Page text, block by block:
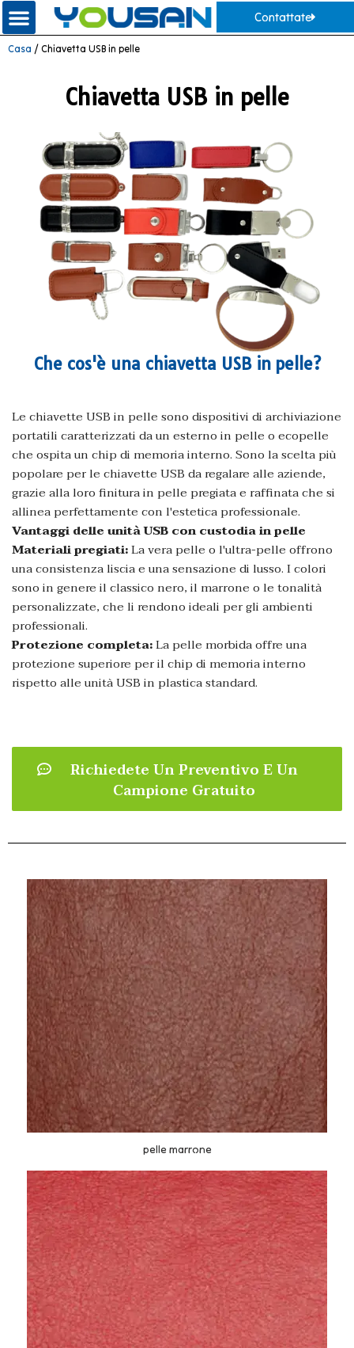
Contattate
Casa / Chiavetta USB in pelle
Chiavetta USB in pelle
Che cos'è una chiavetta USB in pelle?
Le chiavette USB in pelle sono dispositivi di archiviazione
portatili caratterizzati da un esterno in pelle o ecopelle
che ospita un chip di memoria interno. Sono la scelta più
popolare per le chiavette USB da regalare alle aziende,
grazie alla loro finitura in pelle pregiata e raffinata che si
allinea perfettamente con l'estetica professionale.
Vantaggi delle unità USB con custodia in pelle
Materiali pregiati:La vera pelle o l'ultra-pelle offrono
una consistenza liscia e una sensazione di lusso. I colori
sono in genere il classico nero, il marrone o le tonalità
personalizzate, che li rendono ideali per gli ambienti
professionali.
Protezione completa:La pelle morbida offre una
protezione superiore per il chip di memoria interno
rispetto alle unità USB in plastica standard.
Richiedete Un Preventivo E Un
Campione Gratuito
pelle marrone